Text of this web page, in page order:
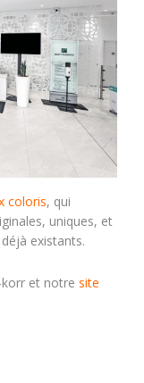
coloris, qui
uniques, et
existants.
korr et notre site